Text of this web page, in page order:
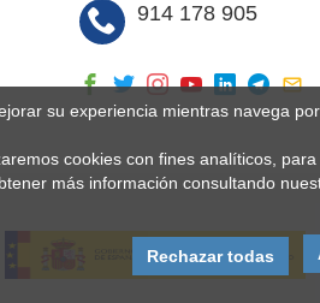
914 178 905
su experiencia mientras navega
cookies con fines analíticos,
más información consultando
Rechazar todas